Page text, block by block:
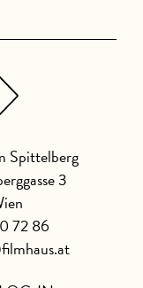
Spittelberg
3
72 86